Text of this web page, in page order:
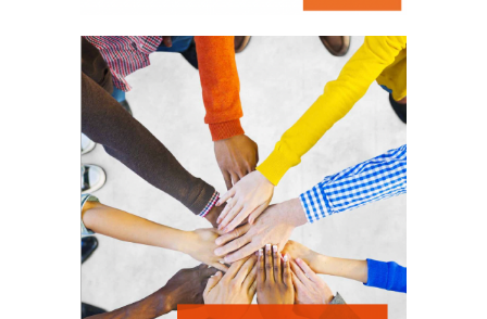
La prévention des conflits
d’intérêts
18 septembre 2023
FEUILLETER